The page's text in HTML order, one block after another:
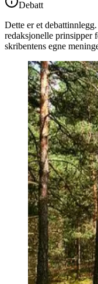
Debatt
Dette er et
redaksjonelle prinsipper
skribentens egne